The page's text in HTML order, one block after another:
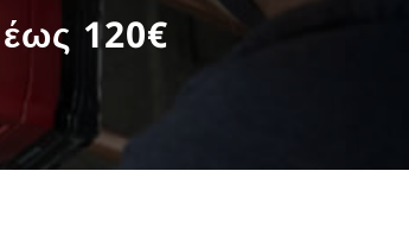
120€